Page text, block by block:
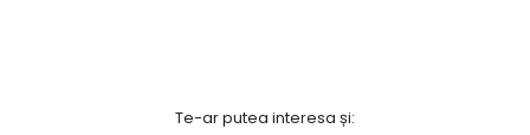
Te-ar putea interesa și: